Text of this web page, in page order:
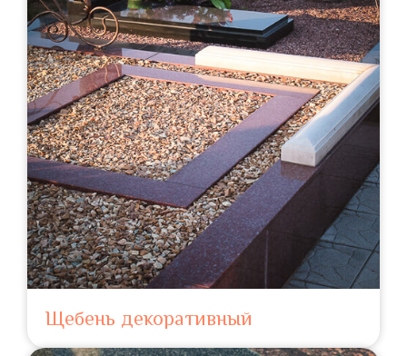
Щебень декоративный